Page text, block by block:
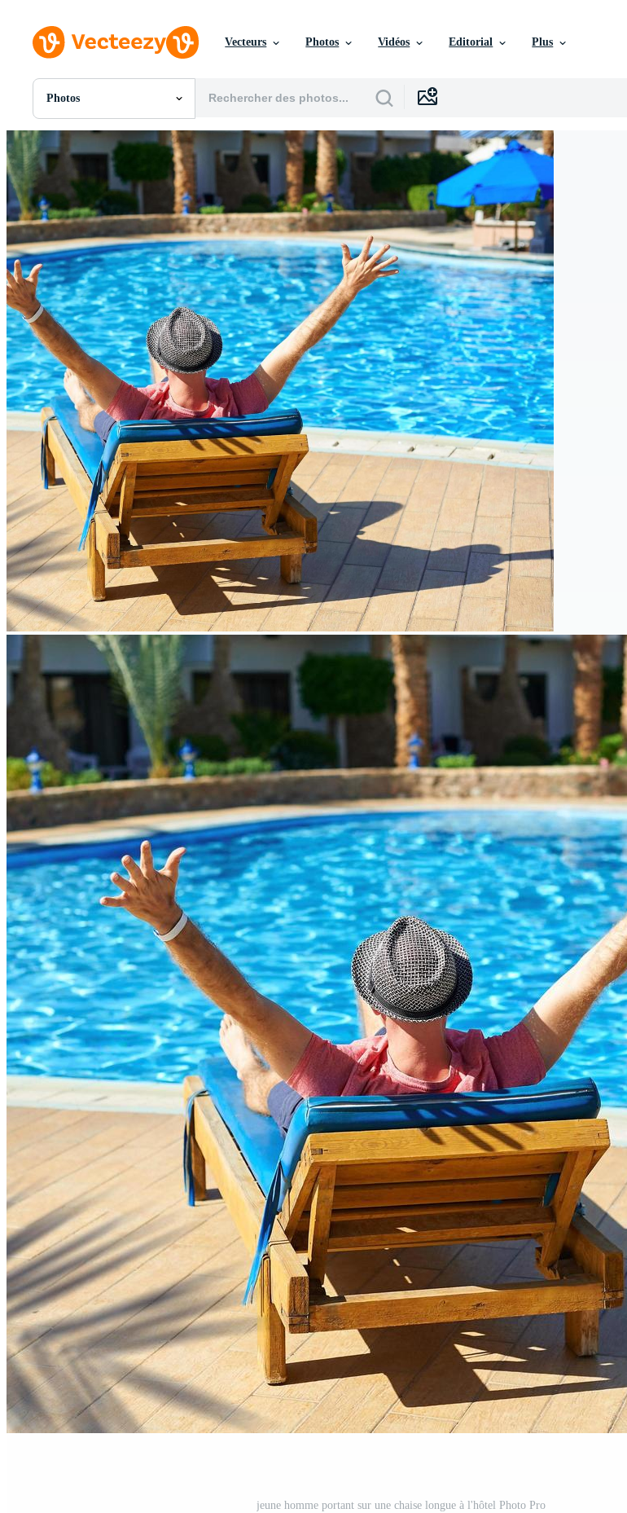
Vecteurs Photos Vidéos Editorial Plus
Photos
Toutes Images
Photos
PNGs
SVGs
Modèles
Vecteurs
Vidéos
Motion graphics
Images Éditoriales
Événements Éditoriaux
jeune homme portant sur une chaise longue à l'hôtel Photo Pro